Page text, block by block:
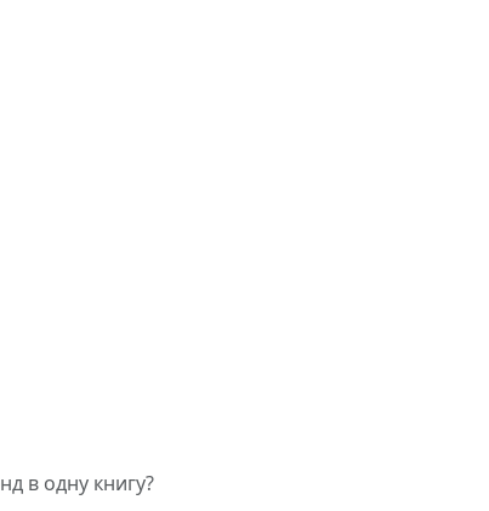
в одну книгу?